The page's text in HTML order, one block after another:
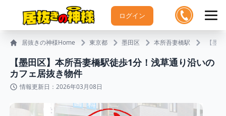
ログイン
居抜きの神様Home 東京都 墨田区 本所吾妻橋駅 【墨
【墨田区】本所吾妻橋駅徒歩1分！浅草通り沿いの
カフェ居抜き物件
情報更新日：2026年03月08日